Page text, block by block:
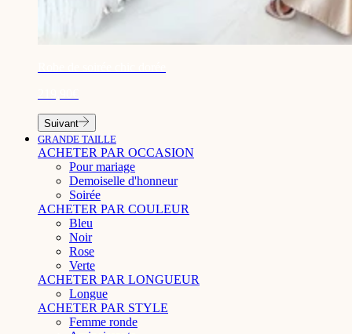
Suivant
GRANDE TAILLE
ACHETER PAR OCCASION
Pour mariage
Demoiselle d'honneur
Soirée
ACHETER PAR COULEUR
Bleu
Noir
Rose
Verte
ACHETER PAR LONGUEUR
Longue
ACHETER PAR STYLE
Femme ronde